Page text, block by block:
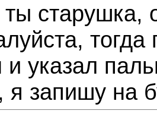
старушка,
и указал
я запишу на